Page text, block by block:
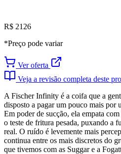
R$ 2126
*Preço pode variar
Ver oferta
Veja a revisão completa deste
A Fischer Infinity é a coifa que a
disposto a pagar um pouco mais por
Em poder de sucção, ela empata
o teste de fritura pesada, puxando a
real. O ruído é levemente mais
continua entre os mais discretos do
que tivemos com as Suggar e a